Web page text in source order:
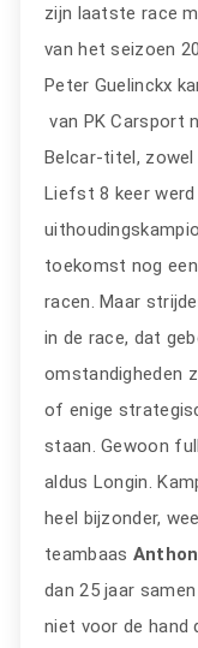
zijn laatste race
van het seizoen
Peter Guelinckx
van PK Carsport
Belcar-titel, zowel
Liefst 8 keer werd
toekomst nog
racen. Maar
in de race, dat
omstandigheden
of enige
staan. Gewoon
aldus Longin.
heel bijzonder,
teambaas
dan 25 jaar
niet voor de hand